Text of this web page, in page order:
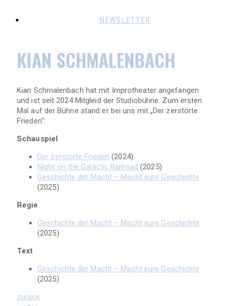
NEWSLETTER
KIAN SCHMALENBACH
Kian Schmalenbach hat mit Improtheater angefangen
und ist seit 2024 Mitgleid der Studiobühne. Zum ersten
Mal auf der Bühne stand er bei uns mit „Der zerstörte
Frieden“:
Schauspiel
Der zerstörte Frieden (2024)
Night on the Galactic Railroad (2025)
Geschichte der Macht – Macht eure Geschichte
(2025)
Regie
Geschichte der Macht – Macht eure Geschichte
(2025)
Text
Geschichte der Macht – Macht eure Geschichte
(2025)
zurück